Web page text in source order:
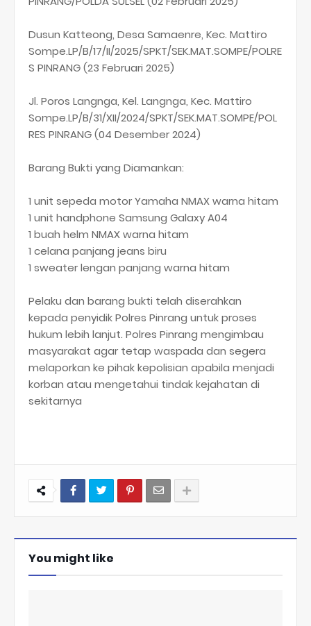
Dusun Katteong, Desa Samaenre, Kec. Mattiro
Sompe.LP/B/17/II/2025/SPKT/SEK.MAT.SOMPE/POLRE
S PINRANG (23 Februari 2025)
Jl. Poros Langnga, Kel. Langnga, Kec. Mattiro
Sompe.LP/B/31/XII/2024/SPKT/SEK.MAT.SOMPE/POL
RES PINRANG (04 Desember 2024)
Barang Bukti yang Diamankan:
1 unit sepeda motor Yamaha NMAX warna hitam
1 unit handphone Samsung Galaxy A04
1 buah helm NMAX warna hitam
1 celana panjang jeans biru
1 sweater lengan panjang warna hitam
Pelaku dan barang bukti telah diserahkan
kepada penyidik Polres Pinrang untuk proses
hukum lebih lanjut. Polres Pinrang mengimbau
masyarakat agar tetap waspada dan segera
melaporkan ke pihak kepolisian apabila menjadi
korban atau mengetahui tindak kejahatan di
sekitarnya
You might like